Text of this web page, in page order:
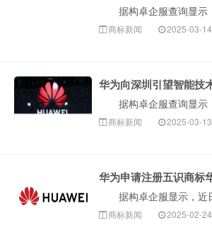
商标新闻 2025-03-14
商标新闻 2025-03-13
商标新闻 2025-02-24